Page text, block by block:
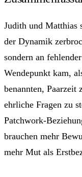
Judith und Matthias
der Dynamik
sondern an
Wendepunkt kam,
benannten, Paarzeit
ehrliche Fragen zu
Patchwork-
brauchen mehr
mehr Mut als